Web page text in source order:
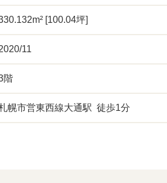
[100.04坪]
11
階
幌市営東西線大通駅 徒歩1分